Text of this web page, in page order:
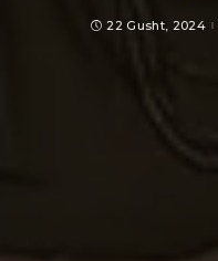
22 Gusht, 2024